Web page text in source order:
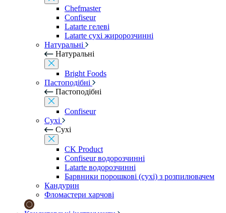
Chefmaster
Confiseur
Latarte гелеві
Latarte сухі жиророзчинні
Натуральні
Натуральні
Bright Foods
Пастоподібні
Пастоподібні
Confiseur
Сухі
Сухі
CK Product
Confiseur водорозчинні
Latarte водорозчинні
Барвники порошкові (сухі) з розпилювачем
Кандурин
Фломастери харчові